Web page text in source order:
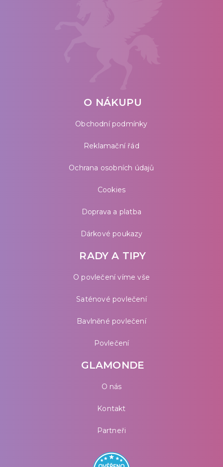
O NÁKUPU
Obchodní podmínky
Reklamační řád
Ochrana osobních údajů
Cookies
Doprava a platba
Dárkové poukazy
RADY A TIPY
O povlečení víme vše
Saténové povlečení
Bavlněné povlečení
Povlečení
GLAMONDE
O nás
Kontakt
Partneři